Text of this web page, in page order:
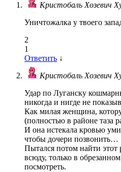
Кристобаль Хозевич
Уничтожалка у твоего
2
1
Ответить ↓
Кристобаль Хозевич
Удар по Луганску
никогда и нигде не
Как милая женщина,
(полностью в районе таза
И она истекала кровью
чтобы дочери позвонить…
Пытался потом найти
всюду, только в
посмотреть.